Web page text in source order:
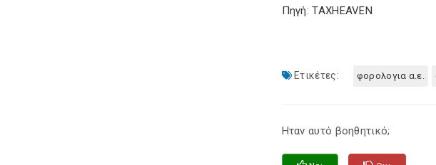
Πηγή: TAXHEAVEN
Ετικέτες: φορολογια α.ε.
Ηταν αυτό βοηθητικό;